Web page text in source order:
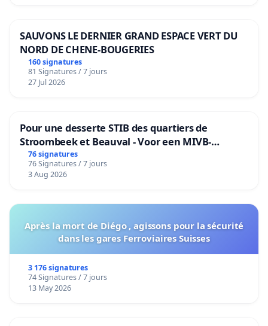
SAUVONS LE DERNIER GRAND ESPACE VERT DU
NORD DE CHENE-BOUGERIES
160 signatures
81 Signatures / 7 jours
27 Jul 2026
Pour une desserte STIB des quartiers de
Stroombeek et Beauval - Voor een MIVB-
bediening van de wijken Strombeek en Het
Voor
76 signatures
76 Signatures / 7 jours
3 Aug 2026
Après la mort de Diégo , agissons pour la sécurité
dans les gares Ferroviaires Suisses
3 176 signatures
74 Signatures / 7 jours
13 May 2026